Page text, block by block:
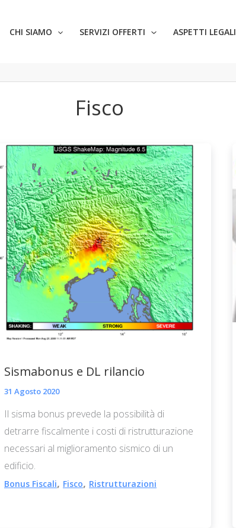
CHI SIAMO SERVIZI OFFERTI ASPETTI LEGALI
Fisco
Sismabonus e DL rilancio
31 Agosto 2020
Il sisma bonus prevede la possibilità di
detrarre fiscalmente i costi di ristrutturazione
necessari al miglioramento sismico di un
edificio.
Bonus Fiscali, Fisco, Ristrutturazioni